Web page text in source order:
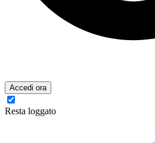
Accedi ora
Resta loggato